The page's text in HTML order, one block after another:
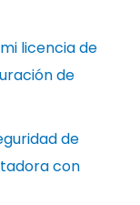
licencia de
de
de
con